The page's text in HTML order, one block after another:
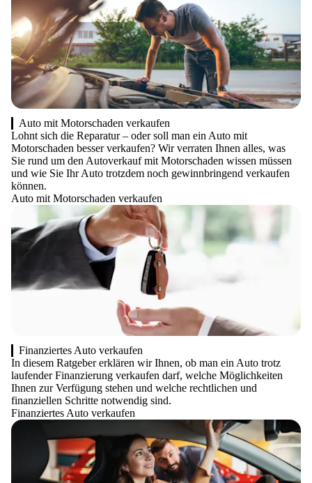
Auto mit Motorschaden verkaufen
Lohnt sich die Reparatur – oder soll man ein Auto mit
Motorschaden besser verkaufen? Wir verraten Ihnen alles, was
Sie rund um den Autoverkauf mit Motorschaden wissen müssen
und wie Sie Ihr Auto trotzdem noch gewinnbringend verkaufen
können.
Auto mit Motorschaden verkaufen
Finanziertes Auto verkaufen
In diesem Ratgeber erklären wir Ihnen, ob man ein Auto trotz
laufender Finanzierung verkaufen darf, welche Möglichkeiten
Ihnen zur Verfügung stehen und welche rechtlichen und
finanziellen Schritte notwendig sind.
Finanziertes Auto verkaufen